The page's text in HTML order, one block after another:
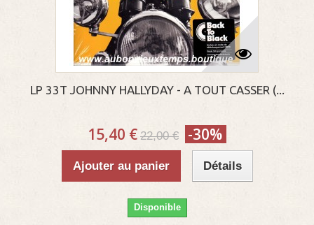
LP 33T JOHNNY HALLYDAY - A TOUT CASSER (...
15,40 € 22,00 € -30%
Ajouter au panier Détails
Disponible